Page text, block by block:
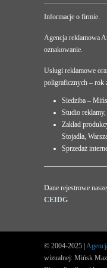
Informacje o firmie.
Agencja reklamowa
oznakowanie.
Usługi reklamowe
poligraficznych – rok
Siedziba –
Studio
Zakład
Stojadła,
Sprzedaż
Dane rejestrowe
CEIDG
© 2004-2025 |
wizualnej: Mińsk